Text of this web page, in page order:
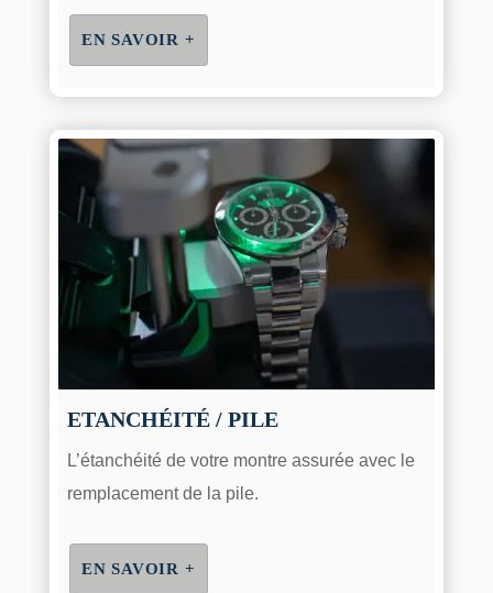
EN SAVOIR +
ETANCHÉITÉ / PILE
L’étanchéité de votre montre assurée avec le
remplacement de la pile.
EN SAVOIR +